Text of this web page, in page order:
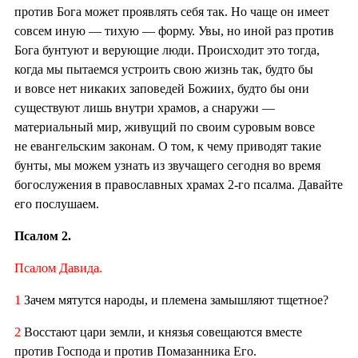
против Бога может проявлять себя так. Но чаще он имеет
совсем иную — тихую — форму. Увы, но иной раз против
Бога бунтуют и верующие люди. Происходит это тогда,
когда мы пытаемся устроить свою жизнь так, будто бы
и вовсе нет никаких заповедей Божиих, будто бы они
существуют лишь внутри храмов, а снаружи —
материальный мир, живущий по своим суровым вовсе
не евангельским законам. О том, к чему приводят такие
бунты, мы можем узнать из звучащего сегодня во время
богослужения в православных храмах 2-го псалма. Давайте
его послушаем.
Псалом 2.
Псалом Давида.
1 Зачем мятутся народы, и племена замышляют тщетное?
2 Восстают цари земли, и князья совещаются вместе
против Господа и против Помазанника Его.